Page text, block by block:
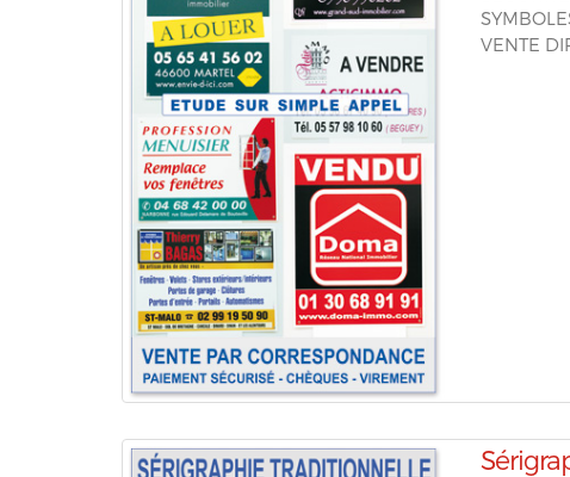
VENTE